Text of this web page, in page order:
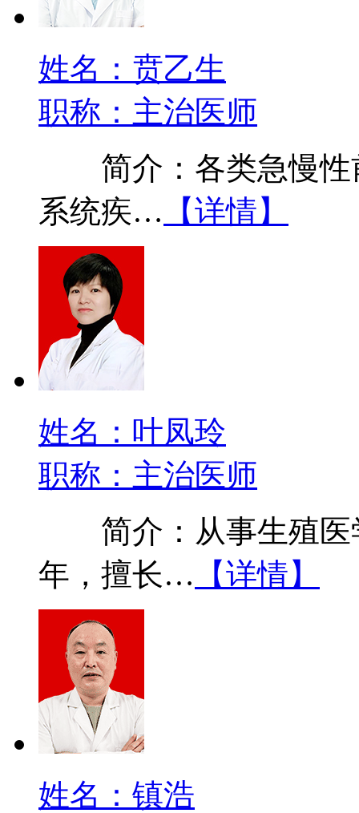
姓名：贲乙生
职称：主治医师
简介：各类急慢性
系统疾… 【详情】
姓名：叶凤玲
职称：主治医师
简介：从事生殖医
年，擅长… 【详情】
姓名：镇浩